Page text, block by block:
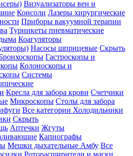
Визуализаторы вен и
Консоли Лазеры хирургические
Приборы вакуумной терапии
Турникеты пневматические
Коагуляторы
Насосы шприцевые Скрыть
Гастроскопы и
Колоноскопы и
Системы
Кресла для забора крови Счетчики
Микроскопы Столы для забора
Все категории Холодильники
Скрыть
Аптечки Жгуты
Капнографы
Мешки дыхательные Амбу Все
Роторасширители и маски